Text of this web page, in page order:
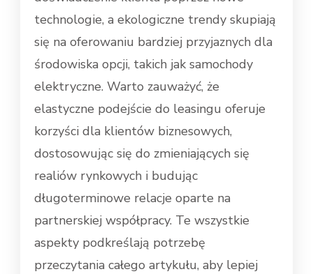
technologie, a ekologiczne trendy skupiają
się na oferowaniu bardziej przyjaznych dla
środowiska opcji, takich jak samochody
elektryczne. Warto zauważyć, że
elastyczne podejście do leasingu oferuje
korzyści dla klientów biznesowych,
dostosowując się do zmieniających się
realiów rynkowych i budując
długoterminowe relacje oparte na
partnerskiej współpracy. Te wszystkie
aspekty podkreślają potrzebę
przeczytania całego artykułu, aby lepiej